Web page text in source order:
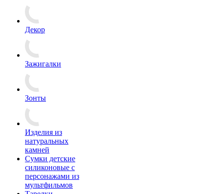
Декор
Зажигалки
Зонты
Изделия из
натуральных
камней
Сумки детские
силиконовые с
персонажами из
мультфильмов